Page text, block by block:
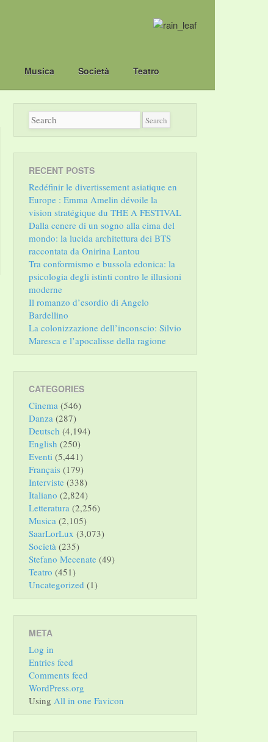
Musica Società Teatro
RECENT POSTS
Redéfinir le divertissement asiatique en
Europe : Emma Amelin dévoile la
vision stratégique du THE A FESTIVAL
Dalla cenere di un sogno alla cima del
mondo: la lucida architettura dei BTS
raccontata da Onirina Lantou
Tra conformismo e bussola edonica: la
psicologia degli istinti contro le illusioni
moderne
Il romanzo d’esordio di Angelo
Bardellino
La colonizzazione dell’inconscio: Silvio
Maresca e l’apocalisse della ragione
CATEGORIES
Cinema (546)
Danza (287)
Deutsch (4,194)
English (250)
Eventi (5,441)
Français (179)
Interviste (338)
Italiano (2,824)
Letteratura (2,256)
Musica (2,105)
SaarLorLux (3,073)
Società (235)
Stefano Mecenate (49)
Teatro (451)
Uncategorized (1)
META
Log in
Entries feed
Comments feed
WordPress.org
Using All in one Favicon